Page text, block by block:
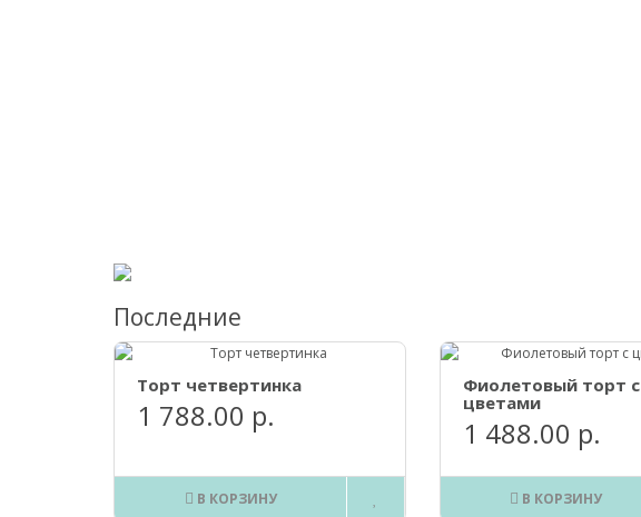
Последние
Торт четвертинка
1 788.00 р.
В КОРЗИНУ
Фиолетовый торт с
цветами
1 488.00 р.
В КОРЗИНУ